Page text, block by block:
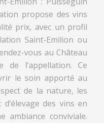
propose des vins
prix, avec un profil
Saint-Emilion ou
vous au Château
de l’appellation. Ce
le soin apporté au
de la nature, les
des vins en
ambiance conviviale.